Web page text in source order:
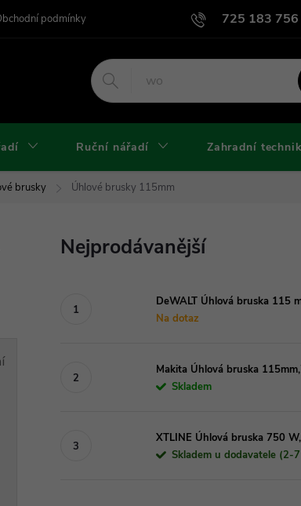
725 183 756
podmínky Podmínky užití webu Podmínky
Ruční nářadí Zahradní
brusky Úhlové brusky 115mm
Nejprodávanější
DeWALT Úhlová bruska 115
Na dotaz
Makita Úhlová bruska
Skladem
XTLINE Úhlová bruska 750
Skladem u dodavatele (2-